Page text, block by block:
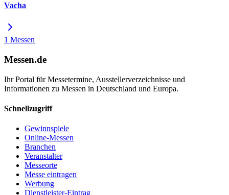
Vacha
1 Messen
Messen.de
Ihr Portal für Messetermine, Ausstellerverzeichnisse und
Informationen zu Messen in Deutschland und Europa.
Schnellzugriff
Gewinnspiele
Online-Messen
Branchen
Veranstalter
Messeorte
Messe eintragen
Werbung
Dienstleister-Eintrag